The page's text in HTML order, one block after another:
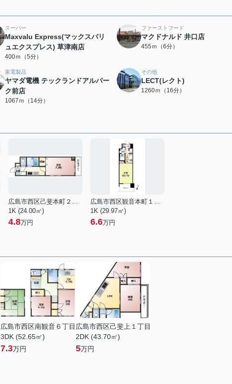
スーパー
Maxvalu Express(マックスバリ
ュエクスプレス) 草津南店
400ｍ（5分）
ファーストフード
マクドナルド 井口店
455ｍ（6分）
家電製品
ヤマダ電機 テックランドアルパー
ク前店
1067ｍ（14分）
その他
LECT(レクト)
1260ｍ（16分）
広島市西区己斐本町２丁目
1K (24.00㎡)
4.8万円
広島市西区観音本町１丁目
1K (29.97㎡)
6.6万円
広島市西区南観音６丁目
3DK (52.65㎡)
7.3万円
広島市西区己斐上１丁目
2DK (43.70㎡)
5万円